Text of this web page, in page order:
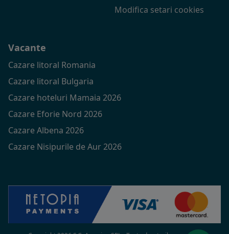
Modifica setari cookies
Vacante
Cazare litoral Romania
Cazare litoral Bulgaria
Cazare hoteluri Mamaia 2026
Cazare Eforie Nord 2026
Cazare Albena 2026
Cazare Nisipurile de Aur 2026